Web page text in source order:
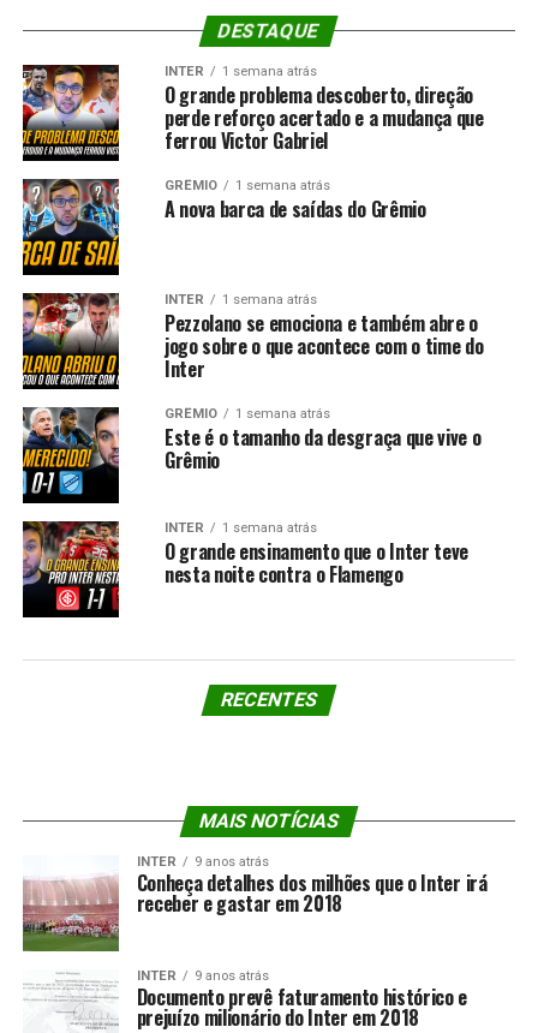
DESTAQUE
INTER 1 semana atrás
O grande problema descoberto, direção
perde reforço acertado e a mudança que
ferrou Victor Gabriel
GRÊMIO 1 semana atrás
A nova barca de saídas do Grêmio
INTER 1 semana atrás
Pezzolano se emociona e também abre o
jogo sobre o que acontece com o time do
Inter
GRÊMIO 1 semana atrás
Este é o tamanho da desgraça que vive o
Grêmio
INTER 1 semana atrás
O grande ensinamento que o Inter teve
nesta noite contra o Flamengo
RECENTES
MAIS NOTÍCIAS
INTER 9 anos atrás
Conheça detalhes dos milhões que o Inter irá
receber e gastar em 2018
INTER 9 anos atrás
Documento prevê faturamento histórico e
prejuízo milionário do Inter em 2018